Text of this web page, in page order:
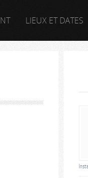
LIEUX ET DATES